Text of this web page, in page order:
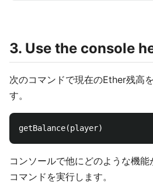
3. Use the console
次のコマンドで現在のEther残高
す。
コンソールで他にどのような機
コマンドを実行します。